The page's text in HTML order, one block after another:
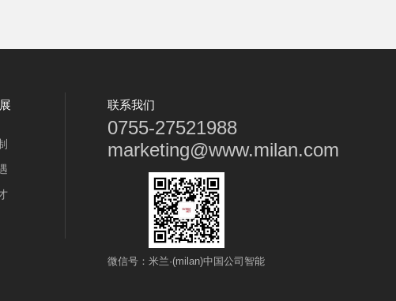
联系我们
0755-27521988
marketing@www.milan.com
微信号：米兰·(milan)中国公司智能